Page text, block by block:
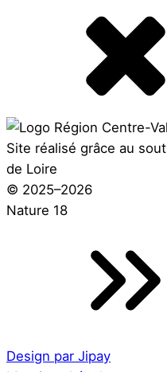
Site réalisé grâce au
de Loire
© 2025–2026
Nature 18
Design par Jipay